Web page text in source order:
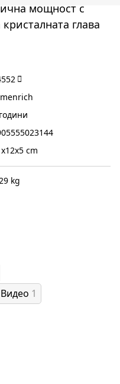
мощност с
глава
cm
kg
Видео 1